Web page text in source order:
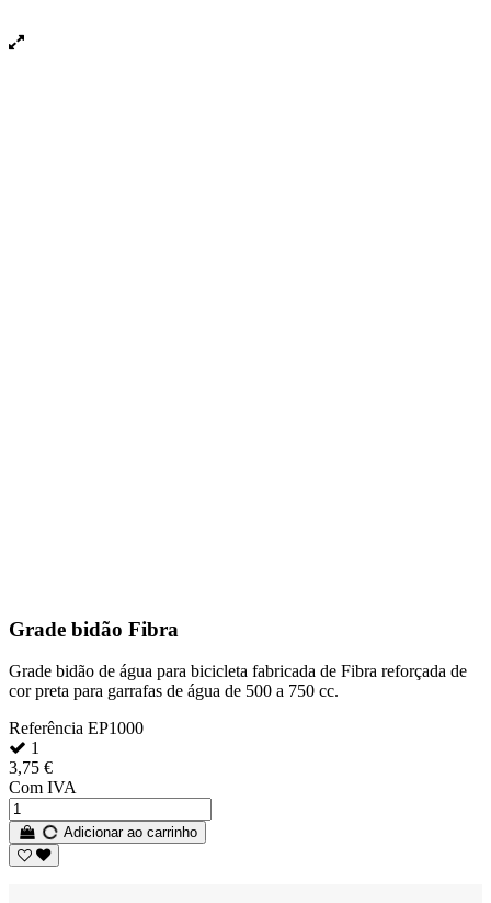
Grade bidão Fibra
Grade bidão de água para bicicleta fabricada de Fibra reforçada de
cor preta para garrafas de água de 500 a 750 cc.
Referência EP1000
1
3,75 €
Com IVA
Adicionar ao carrinho